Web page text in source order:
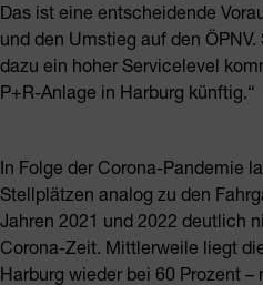
Das ist eine entscheidende
und den Umstieg auf den
dazu ein hoher Servicelevel
P+R-Anlage in Harburg künftig.“
In Folge der Corona-Pandemie
Stellplätzen analog zu den
Jahren 2021 und 2022 deutlich
Corona-Zeit. Mittlerweile liegt
Harburg wieder bei 60 Prozent –